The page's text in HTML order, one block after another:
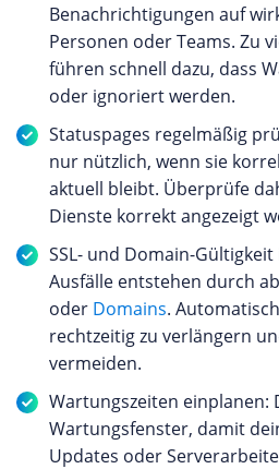
Benachrichtigungen auf
Personen oder Teams. Zu
führen schnell dazu, dass
oder ignoriert werden.
Statuspages regelmäßig
nur nützlich, wenn sie
aktuell bleibt. Überprüfe
Dienste korrekt angezeigt
SSL- und Domain-
Ausfälle entstehen durch
oder Domains.
rechtzeitig zu verlängern
vermeiden.
Wartungszeiten einplanen:
Wartungsfenster, damit
Updates oder